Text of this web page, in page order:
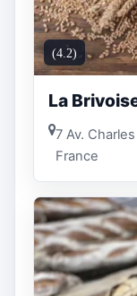
(4.2)
La
7 Av.
France